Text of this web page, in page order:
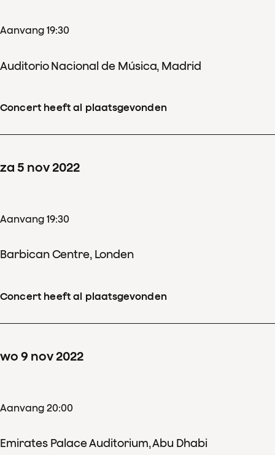
Aanvang 19:30
Auditorio Nacional de Música, Madrid
Concert heeft al plaatsgevonden
za 5 nov2022
Aanvang 19:30
Barbican Centre, Londen
Concert heeft al plaatsgevonden
wo 9 nov2022
Aanvang 20:00
Emirates Palace Auditorium, Abu Dhabi